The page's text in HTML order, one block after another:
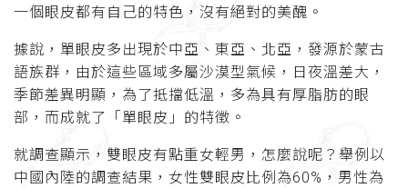
一個眼皮都有自己的特色，沒有絕對的美醜。
據說，單眼皮多出現於中亞、東亞、北亞，發源於蒙古
語族群，由於這些區域多屬沙漠型氣候，日夜溫差大，
季節差異明顯，為了抵擋低溫，多為具有厚脂肪的眼
部，而成就了「單眼皮」的特徵。
就調查顯示，雙眼皮有點重女輕男，怎麼說呢？舉例以
中國內陸的調查結果，女性雙眼皮比例為60%，男性為